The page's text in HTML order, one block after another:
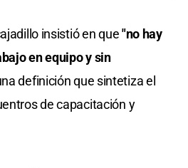
insistió en que"no hay
en equipo y sin
definición que sintetiza el
de capacitación y